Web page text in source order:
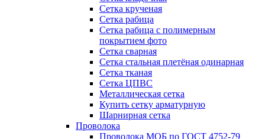
Сетка крученая
Сетка рабица
Сетка рабица с полимерным
покрытием фото
Сетка сварная
Сетка стальная плетёная одинарная
Сетка тканая
Сетка ЦПВС
Металлическая сетка
Купить сетку арматурную
Шарнирная сетка
Проволока
Проволока МОБ по ГОСТ 4752-79